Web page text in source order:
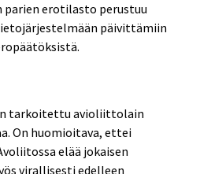
erotilasto perustuu
päivittämiin
tarkoitettu avioliittolain
On huomioitava, ettei
elää jokaisen
virallisesti edelleen